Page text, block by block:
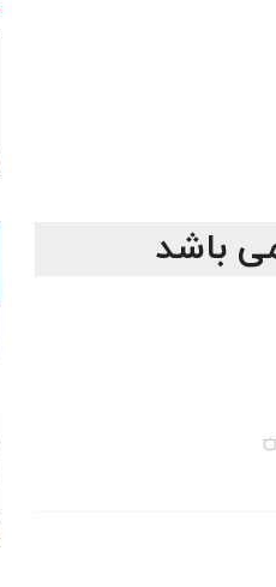
باشد